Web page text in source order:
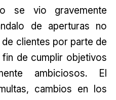
se vio gravemente
de aperturas no
clientes por parte de
de cumplir objetivos
ambiciosos. El
cambios en los